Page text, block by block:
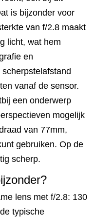
is bijzonder voor
van f/2.8 maakt
licht, wat hem
en
vanaf de sensor.
een onderwerp
mogelijk
van 77mm,
gebruiken. Op de
scherp.
lens met f/2.8: 130
typische